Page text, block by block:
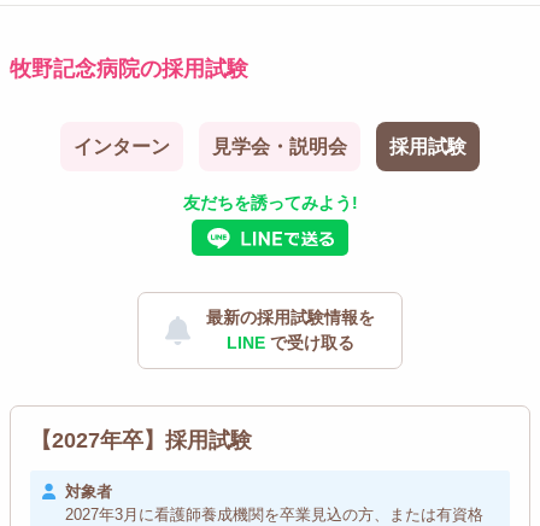
牧野記念病院の採用試験
インターン 見学会・説明会 採用試験
友だちを誘ってみよう!
最新の採用試験情報を
LINE で受け取る
【2027年卒】採用試験
対象者
2027年3月に看護師養成機関を卒業見込の方、または有資格